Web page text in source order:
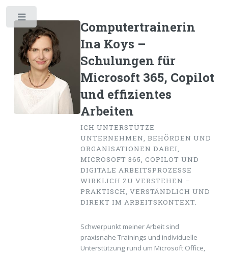
Computertrainerin
Ina Koys –
Schulungen für
Microsoft 365, Copilot
und effizientes
Arbeiten
ICH UNTERSTÜTZE
UNTERNEHMEN, BEHÖRDEN UND
ORGANISATIONEN DABEI,
MICROSOFT 365, COPILOT UND
DIGITALE ARBEITSPROZESSE
WIRKLICH ZU VERSTEHEN –
PRAKTISCH, VERSTÄNDLICH UND
DIREKT IM ARBEITSKONTEXT.
Schwerpunkt meiner Arbeit sind
praxisnahe Trainings und individuelle
Unterstützung rund um Microsoft Office,
Toggle